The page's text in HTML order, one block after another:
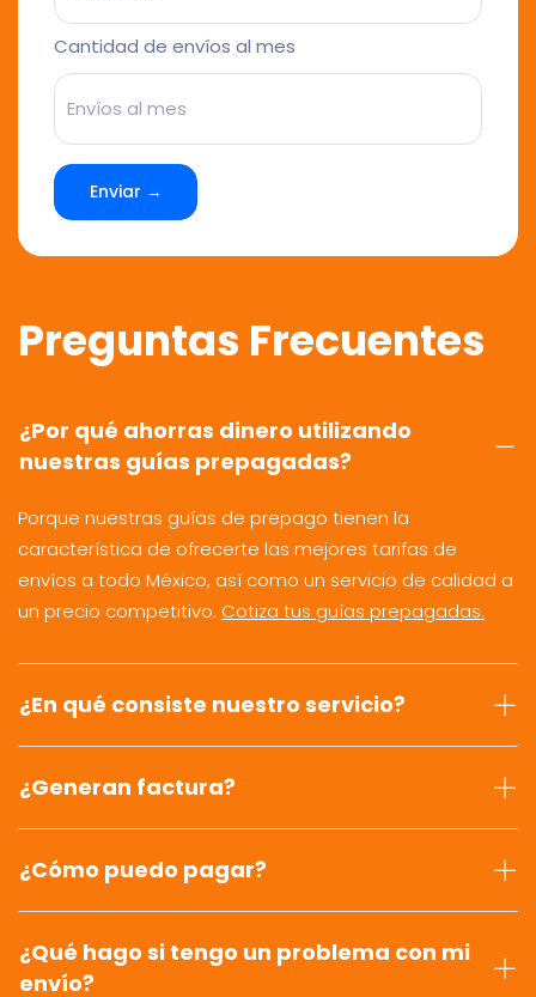
Cantidad de envíos al mes
Enviar →
Preguntas Frecuentes
¿Por qué ahorras dinero utilizando
nuestras guías prepagadas?
Porque nuestras guías de prepago tienen la
característica de ofrecerte las mejores tarifas de
envíos a todo México, así como un servicio de calidad a
un precio competitivo. Cotiza tus guías prepagadas.
¿En qué consiste nuestro servicio?
¿Generan factura?
¿Cómo puedo pagar?
¿Qué hago si tengo un problema con mi
envío?